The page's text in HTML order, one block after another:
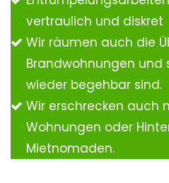
vertraulich und diskret
Wir räumen auch die
Brandwohnungen und
wieder begehbar sind.
Wir erschrecken auch
Wohnungen oder
Mietnomaden.